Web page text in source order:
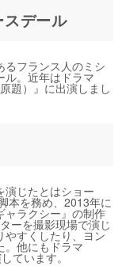
スデール
るフランス人のミシ
ル。近年はドラマ
題）』に出演しまし
演じたとはショー
本を務め、2013年に
ャラクシー』の制作
ーを撮影現場で演じ
やすくしたり、ヨン
。他にもドラマ
ています。